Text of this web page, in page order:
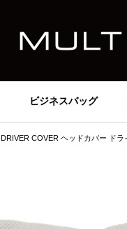
ビジネスバッグ
DRIVER COVER ヘッドカバー ド